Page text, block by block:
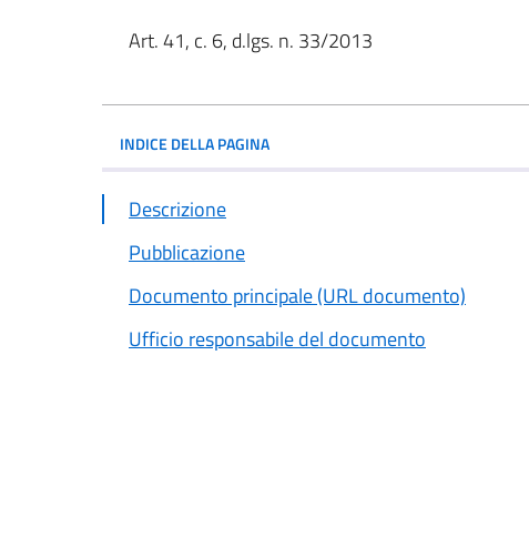
Art. 41, c. 6, d.lgs. n. 33/2013
INDICE DELLA PAGINA
Descrizione
Pubblicazione
Documento principale (URL documento)
Ufficio responsabile del documento